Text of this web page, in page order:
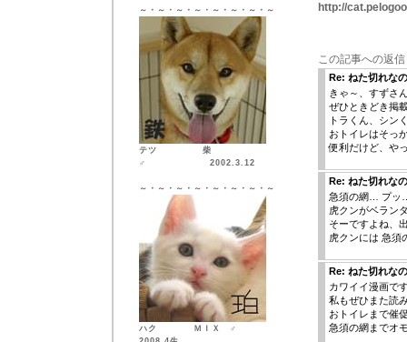
～・～・～・～・～・～・～・～
テツ 柴
♂ 2002.3.12
～・～・～・～・～・～・～・～
ハク ＭＩＸ ♂
http://
この記事への返信
Re: ねた切れな
きゃ～、すずさ
ぜひときどき掲
トラくん、シン
おトイレはそっ
便利だけど、や
Re: ねた切れな
急須の網… プッ
虎クンがベラン
そーですよね、
虎クンには 急須
Re: ねた切れな
カワイイ漫画で
私もぜひまた読
おトイレまで催
急須の網までオ